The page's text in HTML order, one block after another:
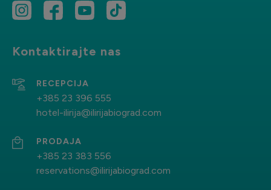
Kontaktirajte nas
RECEPCIJA
+385 23 396 555
hotel-ilirija@ilirijabiograd.com
PRODAJA
+385 23 383 556
reservations@ilirijabiograd.com